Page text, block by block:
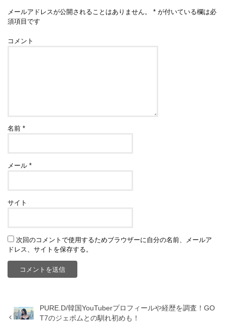
メールアドレスが公開されることはありません。 * が付いている欄は必
須項目です
コメント
名前*
メール*
サイト
次回のコメントで使用するためブラウザーに自分の名前、メールア
ドレス、サイトを保存する。
PURE.D/韓国YouTuberプロフィールや経歴を調査！GO
T7のジェボムとの馴れ初めも！